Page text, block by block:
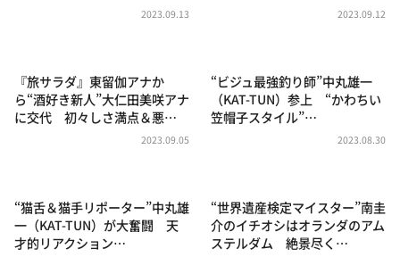
～人生密着トークバラエティ！～ やすとものいたっ
news おかえり
河合＆A.B.C-Z塚田×福井アナ「なんでやねん！？」
（news おかえり）
朝だ！生です旅サラダ
教えて！ニュースライブ 正義のミカタ
2023.09.13 2023.09.12
『旅サラダ』東留伽アナか
ら“酒好き新人”大仁田美咲アナ
に交代 初々しさ満点＆悪…
2023.09.05
“ビジュ最強釣り師”中丸雄一
（KAT-TUN）参上 “かわちい
笠帽子スタイル”…
2023.08.30
“猫舌＆猫手リポーター”中丸雄
一（KAT-TUN）が大奮闘 天
才的リアクション…
“世界遺産検定マイスター”南圭
介のイチオシはオランダのアム
ステルダム 絶景尽く…